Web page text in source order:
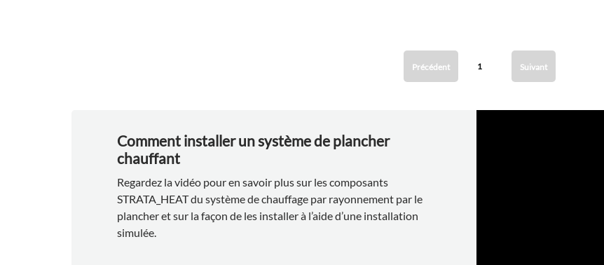
Précédent 1 Suivant
Comment installer un système de plancher
chauffant
Regardez la vidéo pour en savoir plus sur les composants
STRATA_HEAT du système de chauffage par rayonnement par le
plancher et sur la façon de les installer à l’aide d’une installation
simulée.